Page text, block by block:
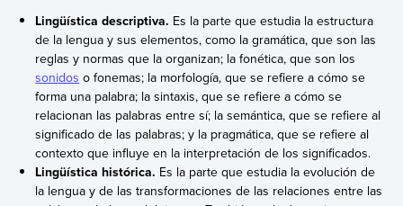
Lingüística descriptiva. Es la parte que estudia la estructura
de la lengua y sus elementos, como la gramática, que son las
reglas y normas que la organizan; la fonética, que son los
sonidos o fonemas; la morfología, que se refiere a cómo se
forma una palabra; la sintaxis, que se refiere a cómo se
relacionan las palabras entre sí; la semántica, que se refiere al
significado de las palabras; y la pragmática, que se refiere al
contexto que influye en la interpretación de los significados.
Lingüística histórica. Es la parte que estudia la evolución de
la lengua y de las transformaciones de las relaciones entre las